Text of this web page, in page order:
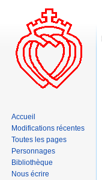
Accueil
Modifications récentes
Toutes les pages
Personnages
Bibliothèque
Nous écrire